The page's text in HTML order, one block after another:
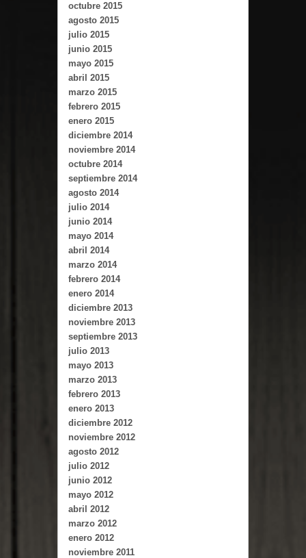
octubre 2015
agosto 2015
julio 2015
junio 2015
mayo 2015
abril 2015
marzo 2015
febrero 2015
enero 2015
diciembre 2014
noviembre 2014
octubre 2014
septiembre 2014
agosto 2014
julio 2014
junio 2014
mayo 2014
abril 2014
marzo 2014
febrero 2014
enero 2014
diciembre 2013
noviembre 2013
septiembre 2013
julio 2013
mayo 2013
marzo 2013
febrero 2013
enero 2013
diciembre 2012
noviembre 2012
agosto 2012
julio 2012
junio 2012
mayo 2012
abril 2012
marzo 2012
enero 2012
noviembre 2011